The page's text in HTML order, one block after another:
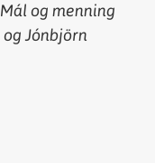
Mál og menning
og Jónbjörn